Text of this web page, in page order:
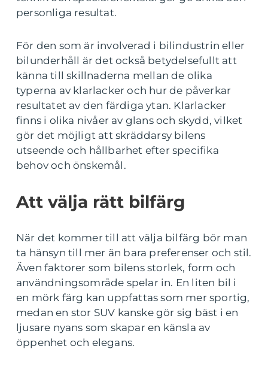
personliga resultat.
För den som är involverad i bilindustrin eller
bilunderhåll är det också betydelsefullt att
känna till skillnaderna mellan de olika
typerna av klarlacker och hur de påverkar
resultatet av den färdiga ytan. Klarlacker
finns i olika nivåer av glans och skydd, vilket
gör det möjligt att skräddarsy bilens
utseende och hållbarhet efter specifika
behov och önskemål.
Att välja rätt bilfärg
När det kommer till att välja bilfärg bör man
ta hänsyn till mer än bara preferenser och stil.
Även faktorer som bilens storlek, form och
användningsområde spelar in. En liten bil i
en mörk färg kan uppfattas som mer sportig,
medan en stor SUV kanske gör sig bäst i en
ljusare nyans som skapar en känsla av
öppenhet och elegans.